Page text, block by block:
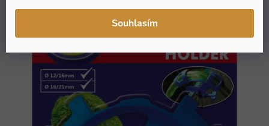
Souhlasím
hodnocení
0,0
Značka:AQUA NOVA